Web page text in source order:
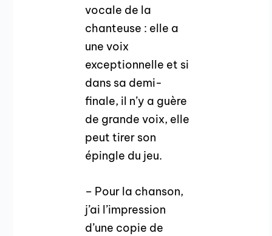
vocale de la
chanteuse : elle a
une voix
exceptionnelle et si
dans sa demi-
finale, il n’y a guère
de grande voix, elle
peut tirer son
épingle du jeu.
– Pour la chanson,
j’ai l’impression
d’une copie de